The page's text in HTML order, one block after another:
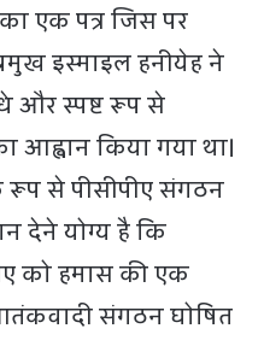
एक पत्र जिस पर
इस्माइल हनीयेह ने
और स्पष्ट रूप से
आह्वान किया गया था।
रूप से पीसीपीए संगठन
देने योग्य है कि
को हमास की एक
संगठन घोषित